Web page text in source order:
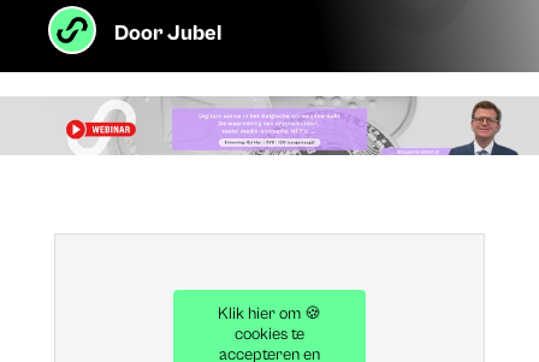
DoorJubel
Klik hier om 🍪
cookies te
accepteren en